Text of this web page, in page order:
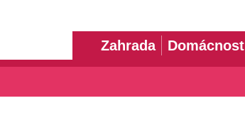
Zahrada Domácnost